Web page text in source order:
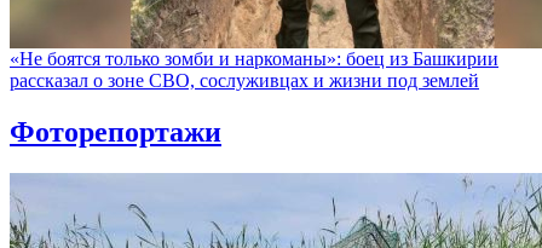
«Не боятся только зомби и наркоманы»: боец из Башкирии
рассказал о зоне СВО, сослуживцах и жизни под землей
Фоторепортажи